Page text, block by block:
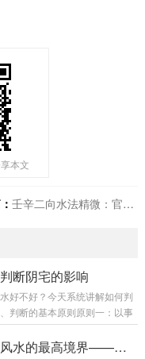
本文
壬辛二向水法精微：官禄黄泉一线隔
断阴宅的影响
好不好？今天系统讲解如何判
判断的基本原则原则一：以事
要是以事实为准。好风水的事
后代多贵人相助家族相对稳定
阴宅"进阶技法"：阴宅风水的最高境界——形气合一